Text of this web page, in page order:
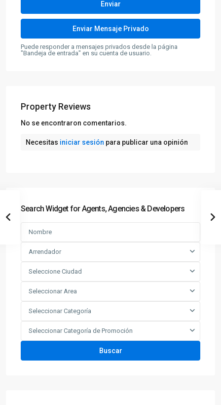
Puede responder a mensajes privados desde la página
"Bandeja de entrada" en su cuenta de usuario.
Property Reviews
No se encontraron comentarios.
Necesitas iniciar sesión para publicar una opinión
Search Widget for Agents, Agencies & Developers
Arrendador
Seleccione Ciudad
Seleccionar Area
Seleccionar Categoría
Seleccionar Categoría de Promoción
Buscar